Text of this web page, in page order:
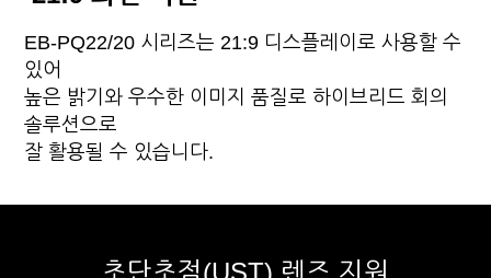
EB-PQ22/20 시리즈는 21:9 디스플레이로 사용할 수
있어
높은 밝기와 우수한 이미지 품질로 하이브리드 회의
솔루션으로
잘 활용될 수 있습니다.
초단초점(UST) 렌즈 지원